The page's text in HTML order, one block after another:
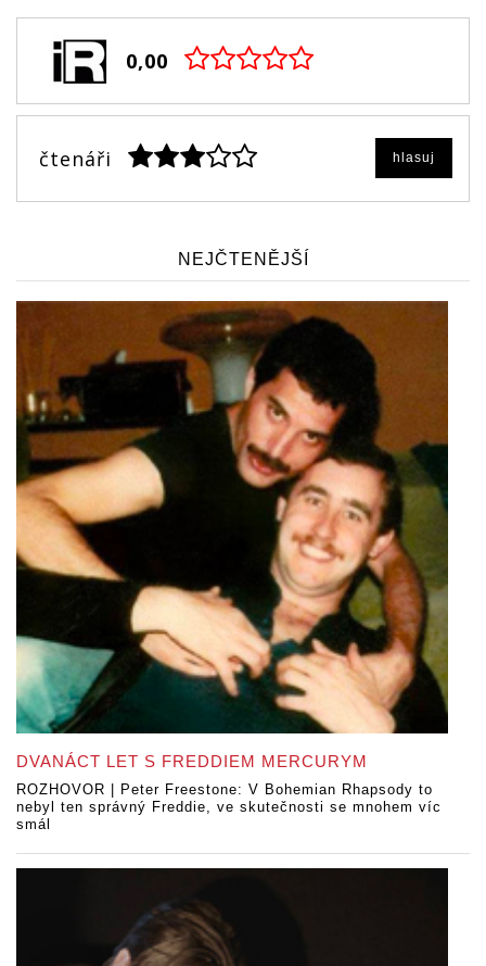
0,00
čtenáři hlasuj
NEJČTENĚJŠÍ
DVANÁCT LET S FREDDIEM MERCURYM
ROZHOVOR | Peter Freestone: V Bohemian Rhapsody to
nebyl ten správný Freddie, ve skutečnosti se mnohem víc
smál